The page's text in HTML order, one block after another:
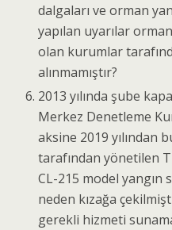
dalgaları ve orman
yapılan uyarılar
olan kurumlar
alınmamıştır?
2013 yılında şube
Merkez Denetleme
aksine 2019 yılından
tarafından yönetilen
CL-215 model yangın
neden kızağa
gerekli hizmeti